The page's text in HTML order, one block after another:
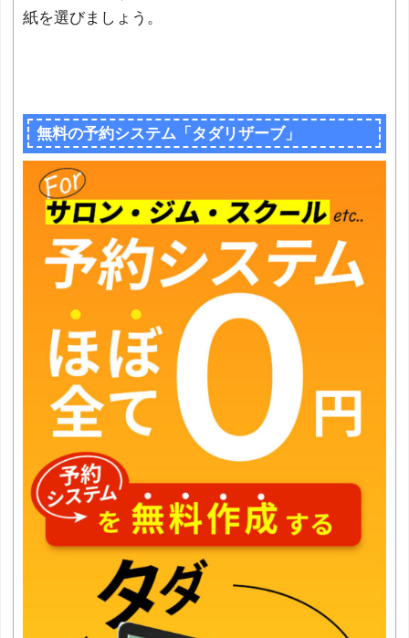
紙を選びましょう。
無料の予約システム「タダリザーブ」